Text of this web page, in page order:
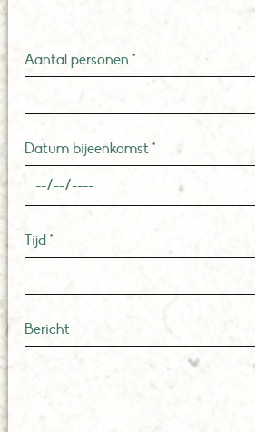
Aantal personen *
Datum bijeenkomst *
Tijd *
Bericht